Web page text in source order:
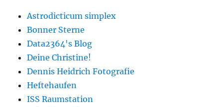
Astrodicticum simplex
Bonner Sterne
Data2364's Blog
Deine Christine!
Dennis Heidrich Fotografie
Heftehaufen
ISS Raumstation